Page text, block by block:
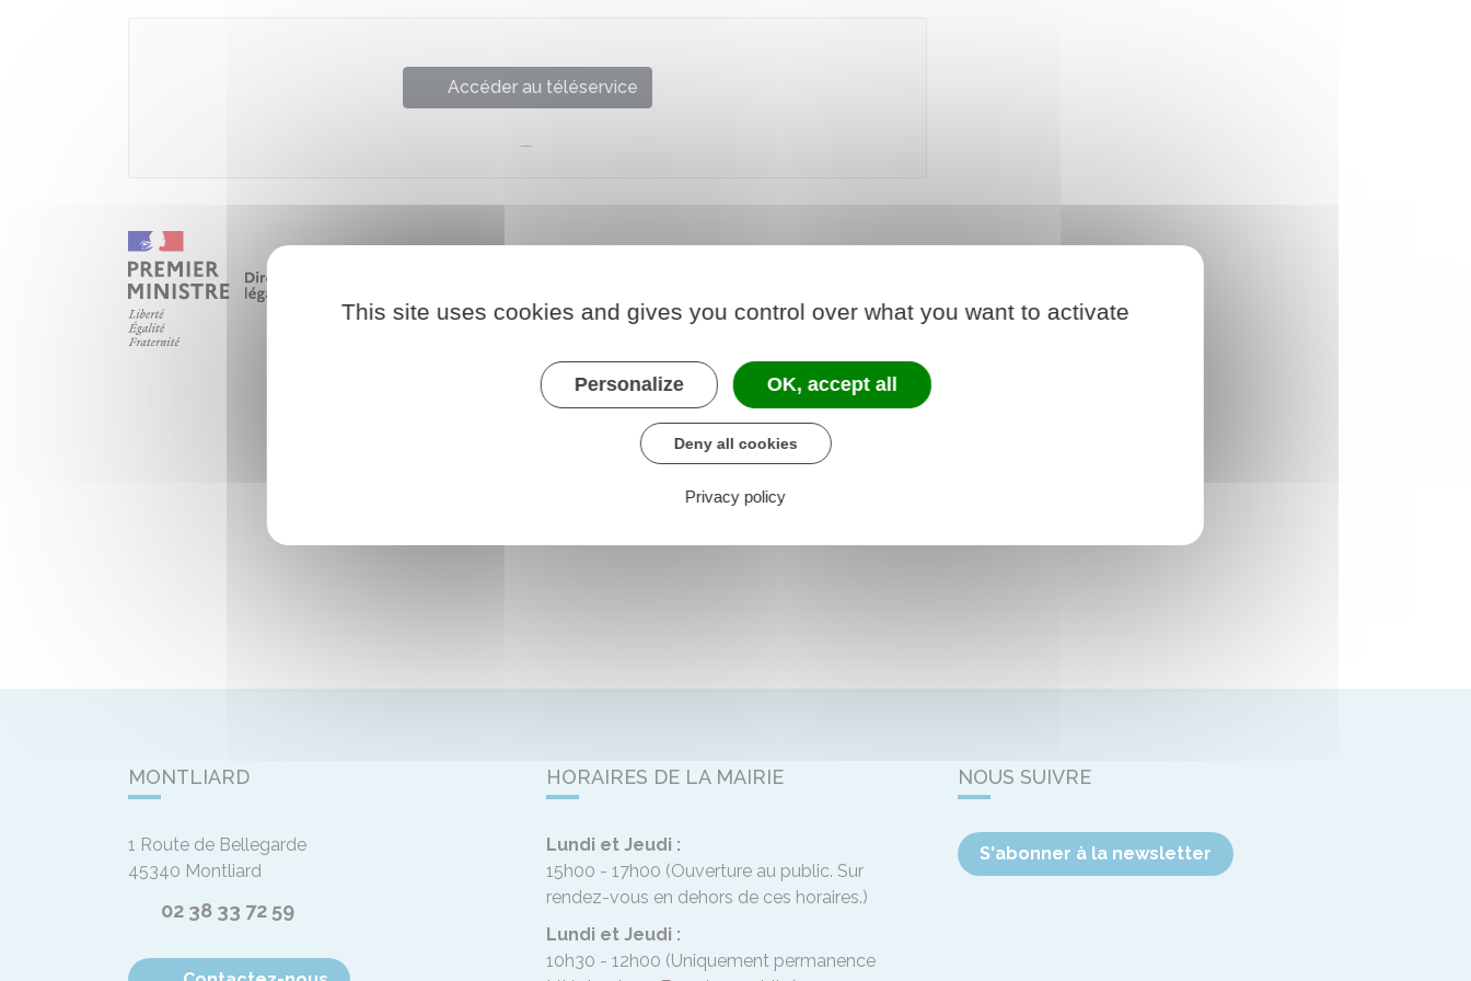
Accéder au téléservice
MONTLIARD
1 Route de Bellegarde
45340 Montliard
02 38 33 72 59
HORAIRES DE LA MAIRIE
Lundi et Jeudi :
15h00 - 17h00 (Ouverture au public. Sur
rendez-vous en dehors de ces horaires.)
Lundi et Jeudi :
10h30 - 12h00 (Uniquement permanence
NOUS SUIVRE
S'abonner à la newsletter
This site uses cookies and gives you control over what you want to activate
Personalize OK, accept all
Deny all cookies
Privacy policy